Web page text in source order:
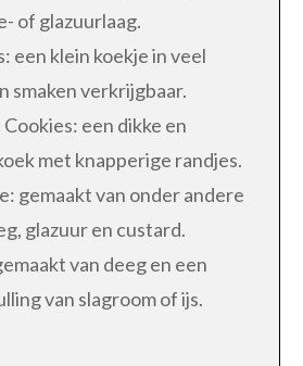
of glazuurlaag.
een klein koekje in veel
smaken verkrijgbaar.
een dikke en
met knapperige randjes.
gemaakt van onder andere
glazuur en custard.
van deeg en een
van slagroom of ijs.